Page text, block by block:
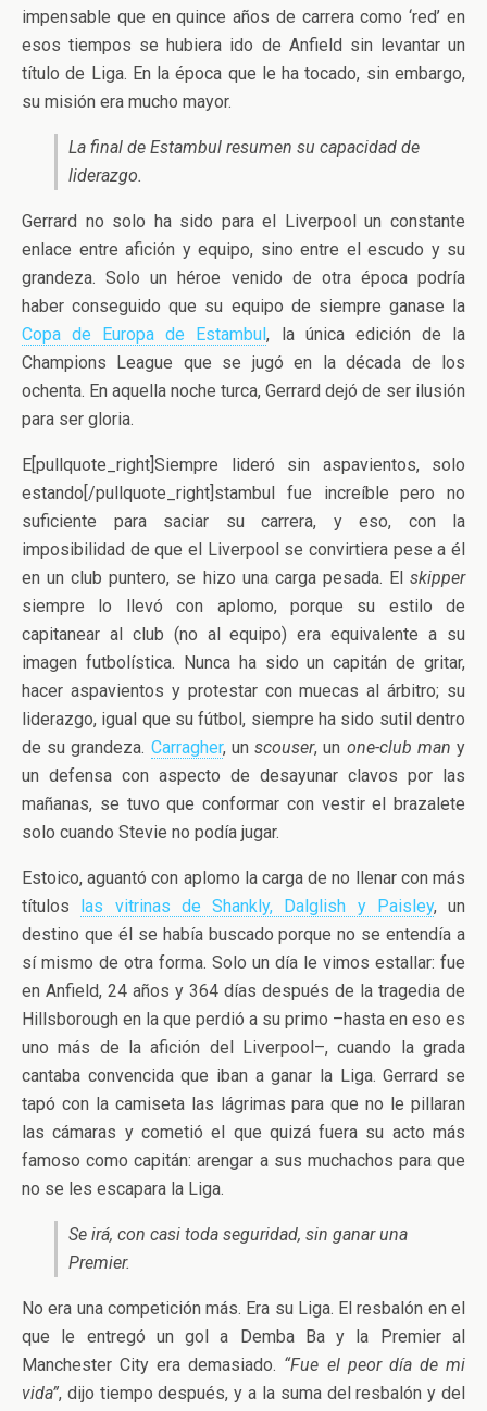
impensable que en quince años de carrera como ‘red’ en
esos tiempos se hubiera ido de Anfield sin levantar un
título de Liga. En la época que le ha tocado, sin embargo,
su misión era mucho mayor.
La final de Estambul resumen su capacidad de
liderazgo.
Gerrard no solo ha sido para el Liverpool un constante
enlace entre afición y equipo, sino entre el escudo y su
grandeza. Solo un héroe venido de otra época podría
haber conseguido que su equipo de siempre ganase la
Copa de Europa de Estambul, la única edición de la
Champions League que se jugó en la década de los
ochenta. En aquella noche turca, Gerrard dejó de ser ilusión
para ser gloria.
E[pullquote_right]Siempre lideró sin aspavientos, solo
estando[/pullquote_right]stambul fue increíble pero no
suficiente para saciar su carrera, y eso, con la
imposibilidad de que el Liverpool se convirtiera pese a él
en un club puntero, se hizo una carga pesada. El skipper
siempre lo llevó con aplomo, porque su estilo de
capitanear al club (no al equipo) era equivalente a su
imagen futbolística. Nunca ha sido un capitán de gritar,
hacer aspavientos y protestar con muecas al árbitro; su
liderazgo, igual que su fútbol, siempre ha sido sutil dentro
de su grandeza. Carragher, unscouser, un one-club man y
un defensa con aspecto de desayunar clavos por las
mañanas, se tuvo que conformar con vestir el brazalete
solo cuando Stevie no podía jugar.
Estoico, aguantó con aplomo la carga de no llenar con más
títulos las vitrinas de Shankly, Dalglish y Paisley, un
destino que él se había buscado porque no se entendía a
sí mismo de otra forma. Solo un día le vimos estallar: fue
en Anfield, 24 años y 364 días después de la tragedia de
Hillsborough en la que perdió a su primo –hasta en eso es
uno más de la afición del Liverpool–, cuando la grada
cantaba convencida que iban a ganar la Liga. Gerrard se
tapó con la camiseta las lágrimas para que no le pillaran
las cámaras y cometió el que quizá fuera su acto más
famoso como capitán: arengar a sus muchachos para que
no se les escapara la Liga.
Se irá, con casi toda seguridad, sin ganar una
Premier.
No era una competición más. Era su Liga. El resbalón en el
que le entregó un gol a Demba Ba y la Premier al
Manchester City era demasiado. “Fue el peor día de mi
vida”, dijo tiempo después, y a la suma del resbalón y del